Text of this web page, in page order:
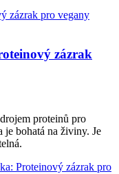
zázrak
proteinů pro
bohatá na živiny. Je
Proteinový zázrak pro